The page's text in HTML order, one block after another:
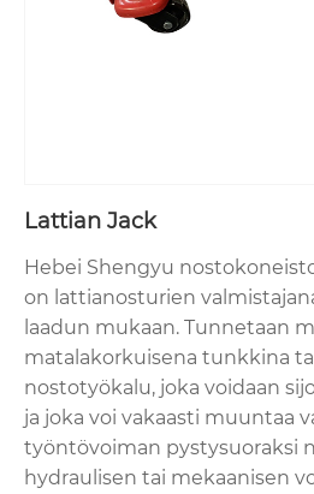
Lattian Jack
Hebei Shengyu
on lattianosturien
laadun mukaan. Tunnetaan
matalakorkuisena tunkkina
nostotyökalu, joka voidaan
ja joka voi vakaasti muuntaa
työntövoiman pystysuoraksi
hydraulisen tai mekaanisen